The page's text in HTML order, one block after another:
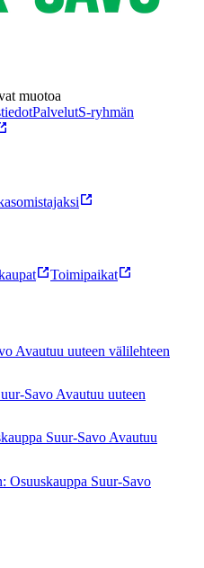
muotoa
PalvelutS-ryhmän
Toimipaikat
Avautuu uuteen välilehteen
Savo Avautuu uuteen
Suur-Savo Avautuu
Osuuskauppa Suur-Savo